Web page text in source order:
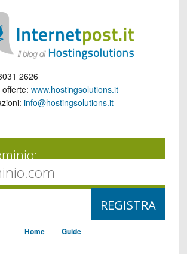
2626
www.hostingsolutions.it
info@hostingsolutions.it
Home Guide